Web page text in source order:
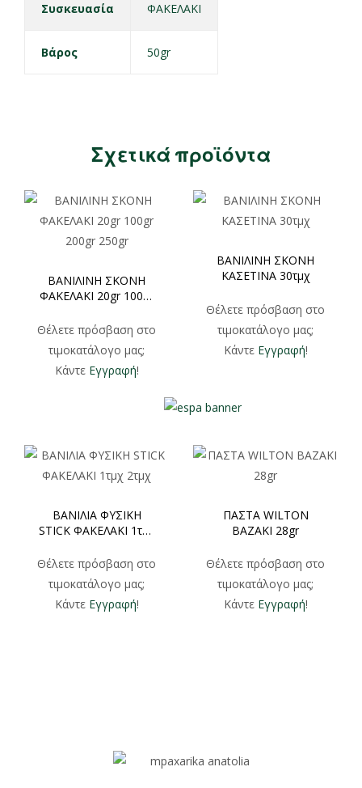
Συσκευασία ΦΑΚΕΛΑΚΙ
Βάρος 50gr
Σχετικά προϊόντα
ΒΑΝΙΛΙΝΗ ΣΚΟΝΗ
ΦΑΚΕΛΑΚΙ 20gr 100gr
Θέλετε πρόσβαση στο
τιμοκατάλογο μας;
Κάντε Εγγραφή!
ΒΑΝΙΛΙΝΗ ΣΚΟΝΗ
ΚΑΣΕΤΙΝΑ 30τμχ
Θέλετε πρόσβαση στο
τιμοκατάλογο μας;
Κάντε Εγγραφή!
ΒΑΝΙΛΙΑ ΦΥΣΙΚΗ
STICK ΦΑΚΕΛΑΚΙ 1τμχ
Θέλετε πρόσβαση στο
τιμοκατάλογο μας;
Κάντε Εγγραφή!
ΠΑΣΤΑ WILTON
ΒΑΖΑΚΙ 28gr
Θέλετε πρόσβαση στο
τιμοκατάλογο μας;
Κάντε Εγγραφή!